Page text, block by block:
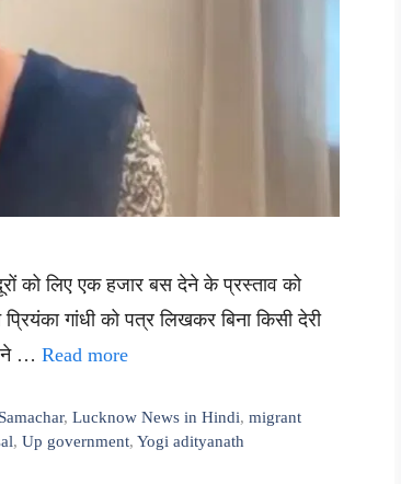
को लिए एक हजार बस देने के प्रस्ताव को
गांधी को पत्र लिखकर बिना किसी देरी
ने … Read more
,Lucknow News in Hindi,migrant
, Up government, Yogi adityanath